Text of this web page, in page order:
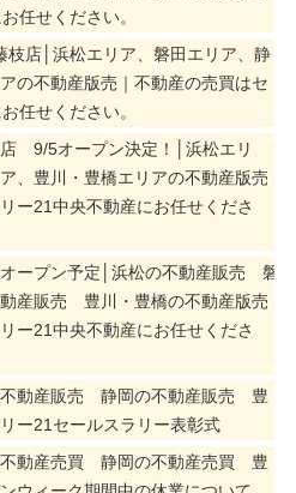
任せください。
枝店│浜松エリア、磐田エリア、静
の不動産版売｜不動産の売買はセ
任せください。
店 9/5オープン決定！│浜松エリ
、豊川・豊橋エリアの不動産版売
ー21中央不動産にお任せくださ
ープン予定│浜松の不動産販売 磐
産販売 豊川・豊橋の不動産版売
ー21中央不動産にお任せくださ
動産販売 静岡の不動産販売 豊
ー21セールスラリー表彰式
動産売買 静岡の不動産売買 豊